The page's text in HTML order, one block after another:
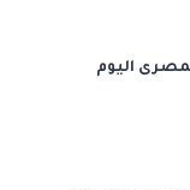
اليوم